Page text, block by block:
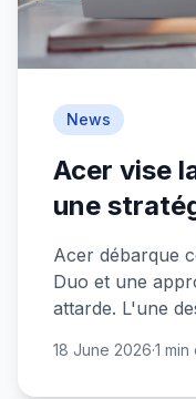
News
Acer vise
une
Acer débarque
Duo et une
attarde. L'une
18 June 2026·1